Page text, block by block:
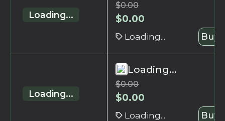
Loading...
$0.00
$0.00
Loading... Buy
Loading...
Loading...
$0.00
$0.00
Loading... Buy